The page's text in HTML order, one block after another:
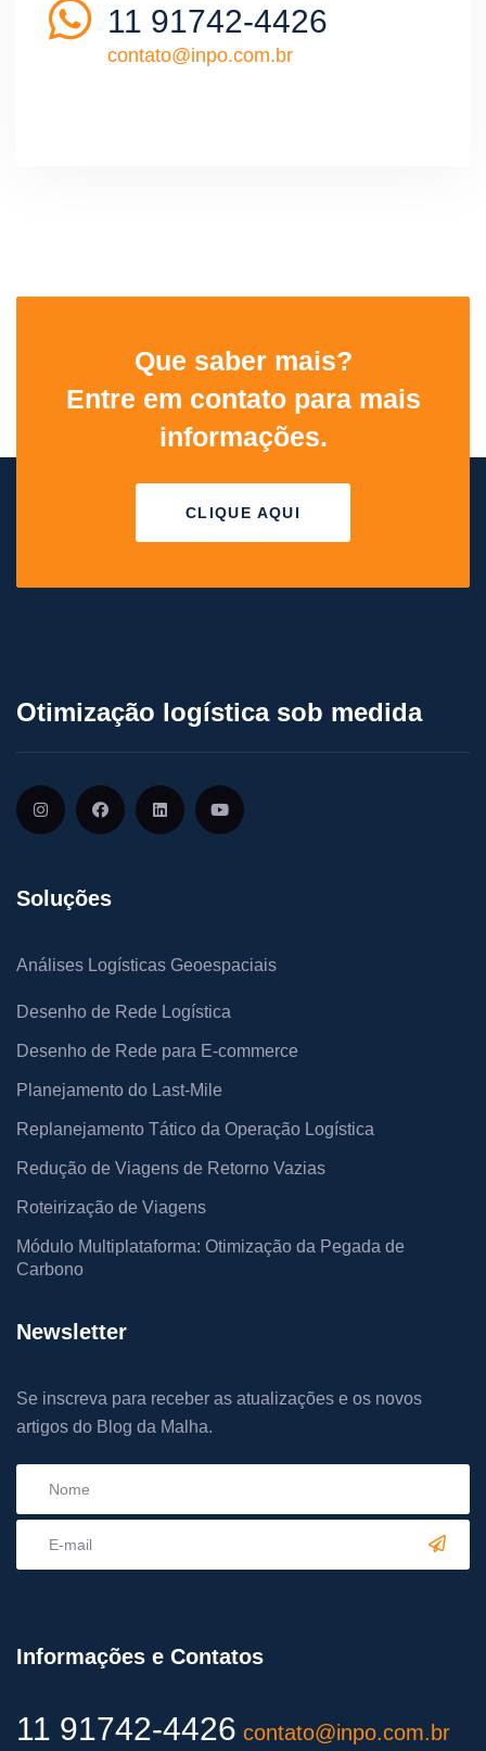
11 91742-4426
contato@inpo.com.br
Que saber mais?
Entre em contato para mais
informações.
CLIQUE AQUI
Otimização logística sob medida
Soluções
Análises Logísticas Geoespaciais
Desenho de Rede Logística
Desenho de Rede para E-commerce
Planejamento do Last-Mile
Replanejamento Tático da Operação Logística
Redução de Viagens de Retorno Vazias
Roteirização de Viagens
Módulo Multiplataforma: Otimização da Pegada de
Carbono
Newsletter
Se inscreva para receber as atualizações e os novos
artigos do Blog da Malha.
Informações e Contatos
11 91742-4426 contato@inpo.com.br